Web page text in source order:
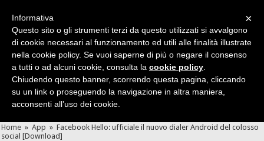
Cerca velocemente news, recensioni, guide, app, giochi ...
Home » App » Facebook Hello: ufficiale il nuovo dialer Android del colosso
social [Download]
×
Informativa
Questo sito o gli strumenti terzi da questo utilizzati si avvalgono
di cookie necessari al funzionamento ed utili alle finalità illustrate
nella cookie policy. Se vuoi saperne di più o negare il consenso
a tutti o ad alcuni cookie, consulta la cookie policy
Chiudendo questo banner, scorrendo questa pagina, cliccando
su un link o proseguendo la navigazione in altra maniera,
acconsenti all’uso dei cookie.